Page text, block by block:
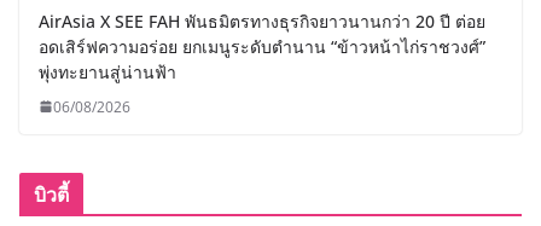
AirAsia X SEE FAH พันธมิตรทางธุรกิจยาวนานกว่า 20 ปี ต่อย
อดเสิร์ฟความอร่อย ยกเมนูระดับตำนาน “ข้าวหน้าไก่ราชวงศ์”
พุ่งทะยานสู่น่านฟ้า
06/08/2026
บิวตี้